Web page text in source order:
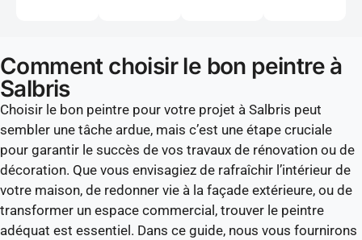
Comment choisir le bon peintre à
Salbris
Choisir le bon peintre pour votre projet à Salbris peut
sembler une tâche ardue, mais c’est une étape cruciale
pour garantir le succès de vos travaux de rénovation ou de
décoration. Que vous envisagiez de rafraîchir l’intérieur de
votre maison, de redonner vie à la façade extérieure, ou de
transformer un espace commercial, trouver le peintre
adéquat est essentiel. Dans ce guide, nous vous fournirons